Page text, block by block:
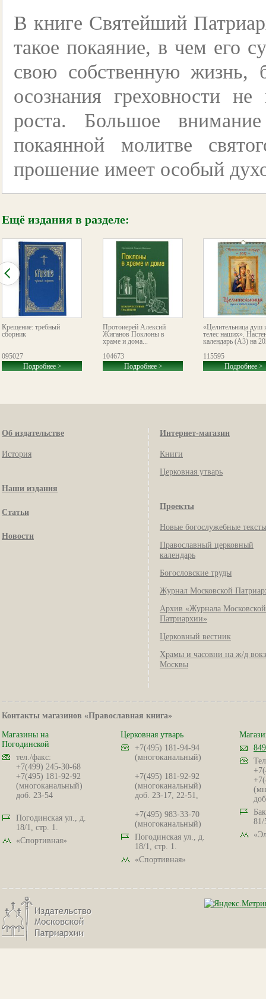
В книге Святейший
такое покаяние, в чем его
свою собственную жизнь,
осознания греховности
роста. Большое
покаянной молитве
прошение имеет особый
Ещё издания в разделе:
Крещение: требный
сборник
095027
Подробнее >
Протоиерей Алексий
Жиганов Поклоны в
храме и дома...
104673
Подробнее >
«Целительница душ
телес наших».
календарь (А3) на
115595
Подробнее >
Об издательстве
История
Наши издания
Статьи
Новости
Интернет-магазин
Книги
Церковная утварь
Проекты
Новые богослужебные тексты
Православный церковный
календарь
Богословские труды
Журнал Московской
Архив «Журнала Московской
Патриархии»
Церковный вестник
Храмы и часовни на ж/д
Москвы
Контакты магазинов «Православная книга»
Магазины на
Погодинской
тел./факс:
+7(499) 245-30-68
+7(495) 181-92-92
(многоканальный)
доб. 23-54
Погодинская ул., д.
18/1, стр. 1.
«Спортивная»
Церковная утварь
+7(495) 181-94-94
(многоканальный)
+7(495) 181-92-92
(многоканальный)
доб. 23-17, 22-51,
+7(495) 983-33-70
(многоканальный)
Погодинская ул., д.
18/1, стр. 1.
«Спортивная»
81/